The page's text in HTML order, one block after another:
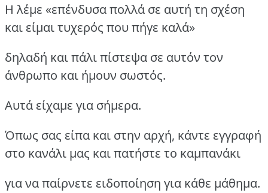
Η λέμε «επένδυσα πολλά σε αυτή τη σχέση
και είμαι τυχερός που πήγε καλά»
δηλαδή και πάλι πίστεψα σε αυτόν τον
άνθρωπο και ήμουν σωστός.
Αυτά είχαμε για σήμερα.
Όπως σας είπα και στην αρχή, κάντε εγγραφή
στο κανάλι μας και πατήστε το καμπανάκι
για να παίρνετε ειδοποίηση για κάθε μάθημα.